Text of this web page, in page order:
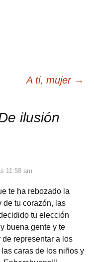
A ti, mujer →
ilusión
11:58 am
te ha rebozado la
de tu corazón, las
tu elección
buena gente y te
representar a los
caras de los niños y